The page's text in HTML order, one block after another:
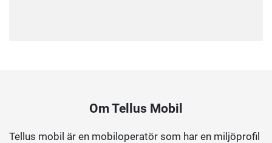
Om Tellus Mobil
Tellus mobil är en mobiloperatör som har en miljöprofil